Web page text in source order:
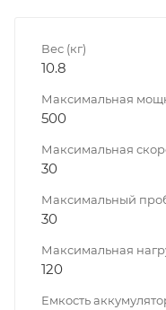
Вес (кг)
10.8
Максимальная
500
Максимальная
30
Максимальный
30
Максимальная
120
Емкость